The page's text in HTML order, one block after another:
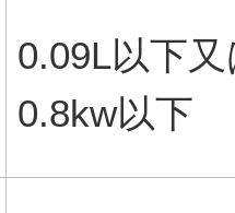
0.09L以下
0.8kw以下